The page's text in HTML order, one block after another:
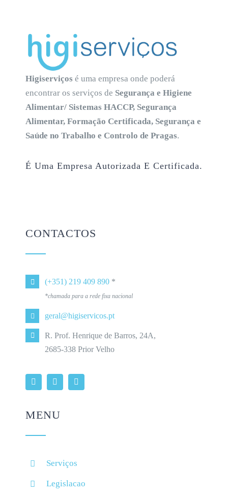
Higiserviços é uma empresa onde poderá
encontrar os serviços de Segurança e Higiene
Alimentar/ Sistemas HACCP, Segurança
Alimentar, Formação Certificada, Segurança e
Saúde no Trabalho e Controlo de Pragas.
É Uma Empresa Autorizada E Certificada.
CONTACTOS
(+351) 219 409 890 *
*chamada para a rede fixa nacional
geral@higiservicos.pt
R. Prof. Henrique de Barros, 24A,
2685-338 Prior Velho
MENU
Serviços
Legislacao